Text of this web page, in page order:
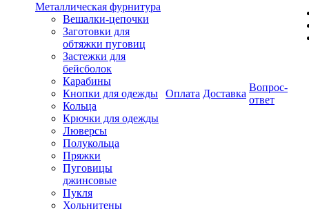
Металлическая фурнитура
Вешалки-цепочки
Заготовки для
обтяжки пуговиц
Застежки для
бейсболок
Карабины
Кнопки для одежды
Кольца
Крючки для одежды
Люверсы
Полукольца
Пряжки
Пуговицы
джинсовые
Пукля
Хольнитены
Оплата Доставка
Вопрос-
ответ